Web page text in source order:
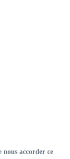
accorder ce